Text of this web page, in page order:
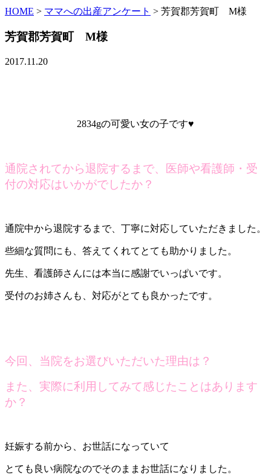
HOME > ママへの出産アンケート > 芳賀郡芳賀町 M様
芳賀郡芳賀町 M様
2017.11.20
2834gの可愛い女の子です♥
通院されてから退院するまで、医師や看護師・受
付の対応はいかがでしたか？
通院中から退院するまで、丁寧に対応していただきました。
些細な質問にも、答えてくれてとても助かりました。
先生、看護師さんには本当に感謝でいっぱいです。
受付のお姉さんも、対応がとても良かったです。
今回、当院をお選びいただいた理由は？
また、実際に利用してみて感じたことはあります
か？
妊娠する前から、お世話になっていて
とても良い病院なのでそのままお世話になりました。